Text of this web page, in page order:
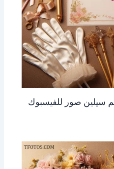
سيلين صور للفيسبوك